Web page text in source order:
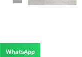
WhatsApp